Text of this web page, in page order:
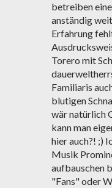
betreiben
anständig
Erfahrung
Torero mit
Familiaris
blutigen
wär natürlich
kann man
hier auch?! ;)
Musik
aufbauschen
"Fans" oder